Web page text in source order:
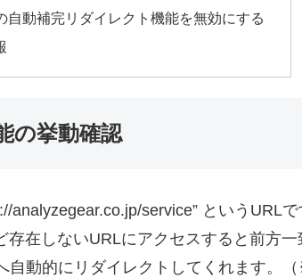
自動補完リダイレクト機能を無効にする
の挙動確認
analyzegear.co.jp/service” というURLで
存在しないURLにアクセスすると前方
自動的にリダイレクトしてくれます。